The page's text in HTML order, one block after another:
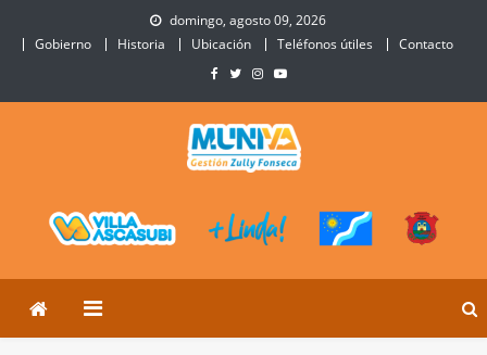
domingo, agosto 09, 2026
Gobierno
Historia Ubicación Teléfonos útiles Contacto
Ascasubi